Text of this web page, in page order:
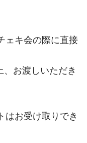
ェキ会の際に直接
お渡しいただき
はお受け取りでき